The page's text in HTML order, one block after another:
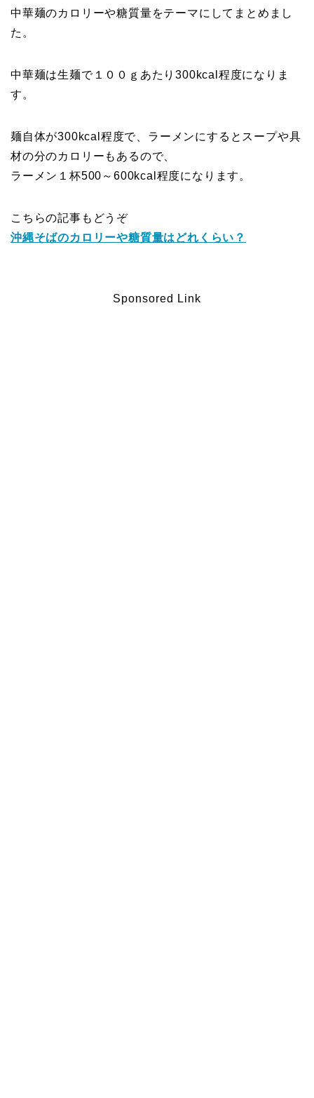
中華麺のカロリーや糖質量をテーマにしてまとめまし
た。
中華麺は生麺で１００ｇあたり300kcal程度になりま
す。
麺自体が300kcal程度で、ラーメンにするとスープや具
材の分のカロリーもあるので、
ラーメン１杯500～600kcal程度になります。
こちらの記事もどうぞ
沖縄そばのカロリーや糖質量はどれくらい？
Sponsored Link